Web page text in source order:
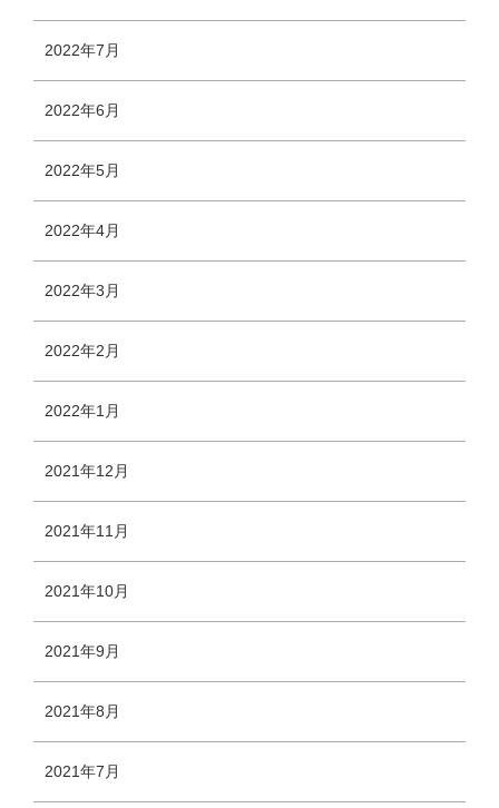
2022年7月
2022年6月
2022年5月
2022年4月
2022年3月
2022年2月
2022年1月
2021年12月
2021年11月
2021年10月
2021年9月
2021年8月
2021年7月